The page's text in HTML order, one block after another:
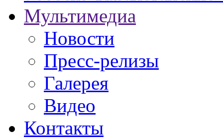
Мультимедиа
Новости
Пресс-релизы
Галерея
Видео
Контакты